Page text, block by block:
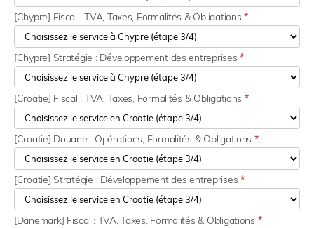
[Chypre] Fiscal : TVA, Taxes, Formalités & Obligations*
[Chypre] Stratégie : Développement des entreprises*
[Croatie] Fiscal : TVA, Taxes, Formalités & Obligations *
[Croatie] Douane : Opérations, Formalités & Obligations *
[Croatie] Stratégie : Développement des entreprises *
[Danemark] Fiscal : TVA, Taxes, Formalités & Obligations *